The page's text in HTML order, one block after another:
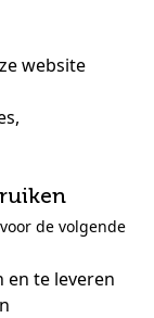
website
de volgende
en te leveren